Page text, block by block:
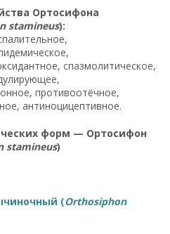
Ортосифона
stamineus):
спазмолитическое,
противоотёчное,
антиноцицептивное.
форм — Ортосифон
stamineus)
(Orthosiphon